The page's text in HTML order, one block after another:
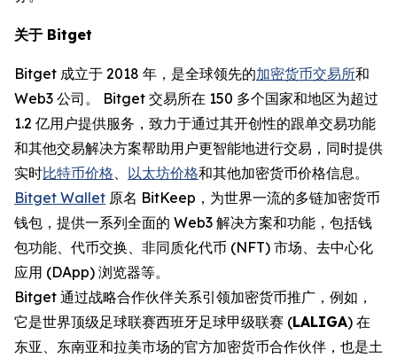
关于 Bitget
Bitget 成立于 2018 年，是全球领先的加密货币交易所和
Web3 公司。 Bitget 交易所在 150 多个国家和地区为超过
1.2 亿用户提供服务，致力于通过其开创性的跟单交易功能
和其他交易解决方案帮助用户更智能地进行交易，同时提供
实时比特币价格、 以太坊价格和其他加密货币价格信息。
Bitget Wallet 原名 BitKeep，为世界一流的多链加密货币
钱包，提供一系列全面的 Web3 解决方案和功能，包括钱
包功能、代币交换、非同质化代币 (NFT) 市场、去中心化
应用 (DApp) 浏览器等。
Bitget 通过战略合作伙伴关系引领加密货币推广，例如，
它是世界顶级足球联赛西班牙足球甲级联赛 (LALIGA) 在
东亚、东南亚和拉美市场的官方加密货币合作伙伴，也是土